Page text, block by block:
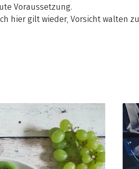
Voraussetzung.
hier gilt wieder, Vorsicht walten zu